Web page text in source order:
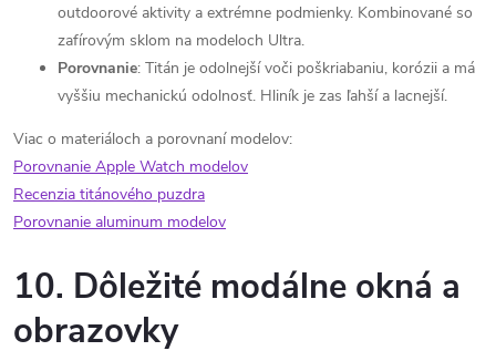
outdoorové aktivity a extrémne podmienky. Kombinované so
zafírovým sklom na modeloch Ultra.
Porovnanie: Titán je odolnejší voči poškriabaniu, korózii a má
vyššiu mechanickú odolnosť. Hliník je zas ľahší a lacnejší.
Viac o materiáloch a porovnaní modelov:
Porovnanie Apple Watch modelov
Recenzia titánového puzdra
Porovnanie aluminum modelov
10. Dôležité modálne okná a
obrazovky